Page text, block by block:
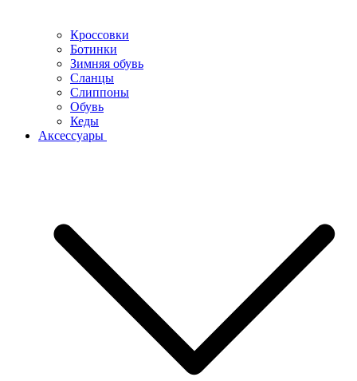
Кроссовки
Ботинки
Зимняя обувь
Сланцы
Слиппоны
Обувь
Кеды
Аксессуары